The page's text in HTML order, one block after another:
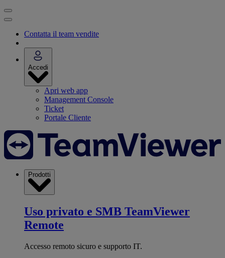
Contatta il team vendite
Accedi
Apri web app
Management Console
Ticket
Portale Cliente
Prodotti
Uso privato e SMB TeamViewer
Remote
Accesso remoto sicuro e supporto IT.